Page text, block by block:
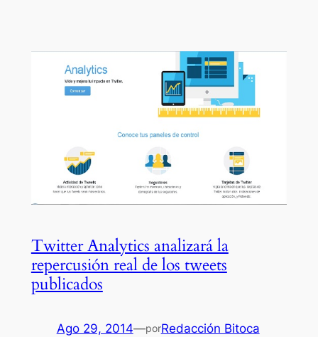
Twitter Analytics analizará la
repercusión real de los tweets
publicados
Ago 29, 2014—porRedacción Bitoca